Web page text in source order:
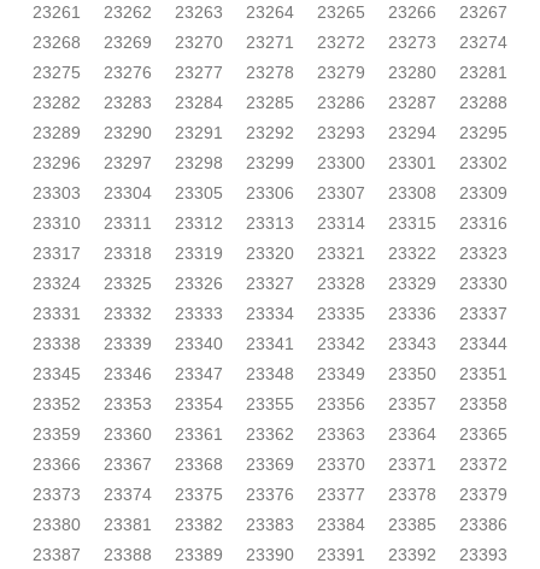
23261
23262 23263 23264 23265 23266
23267
23268
23269 23270 23271 23272 23273
23274
23275
23276 23277 23278 23279 23280
23281
23282
23283 23284 23285 23286 23287
23288
23289
23290 23291 23292 23293 23294
23295
23296
23297 23298 23299 23300 23301
23302
23303
23304 23305 23306 23307 23308
23309
23310
23311 23312 23313 23314 23315
23316
23317
23318 23319 23320 23321 23322
23323
23324
23325 23326 23327 23328 23329
23330
23331
23332 23333 23334 23335 23336
23337
23338
23339 23340 23341 23342 23343
23344
23345
23346 23347 23348 23349 23350
23351
23352
23353 23354 23355 23356 23357
23358
23359
23360 23361 23362 23363 23364
23365
23366
23367 23368 23369 23370 23371
23372
23373
23374 23375 23376 23377 23378
23379
23380
23381 23382 23383 23384 23385
23386
23387
23388 23389 23390 23391 23392
23393